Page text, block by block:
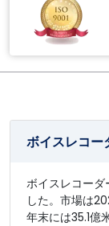
ボイスレコー
ボイスレコー
した。市場は
年末には35.1億